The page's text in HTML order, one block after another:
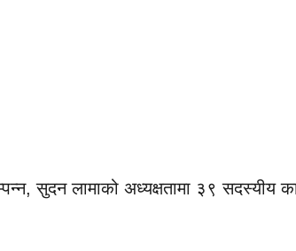
सुदन लामाको अध्यक्षतामा ३९ सदस्यीय